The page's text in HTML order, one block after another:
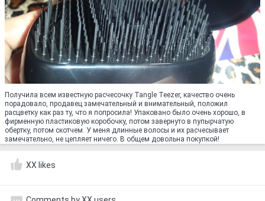
Получила всем известную расчесочку Tangle Teezer, качество очень
порадовало, продавец замечательный и внимательный, положил
расцветку как раз ту, что я попросила! Упаковано было очень хорошо, в
фирменную пластиковую коробочку, потом завернуто в пупырчатую
обертку, потом скотчем. У меня длинные волосы и их расчесывает
замечательно, не цепляет ничего. В общем довольна покупкой!
XX likes